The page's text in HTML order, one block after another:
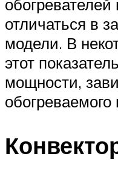
отличаться в
модели. В
этот
мощности,